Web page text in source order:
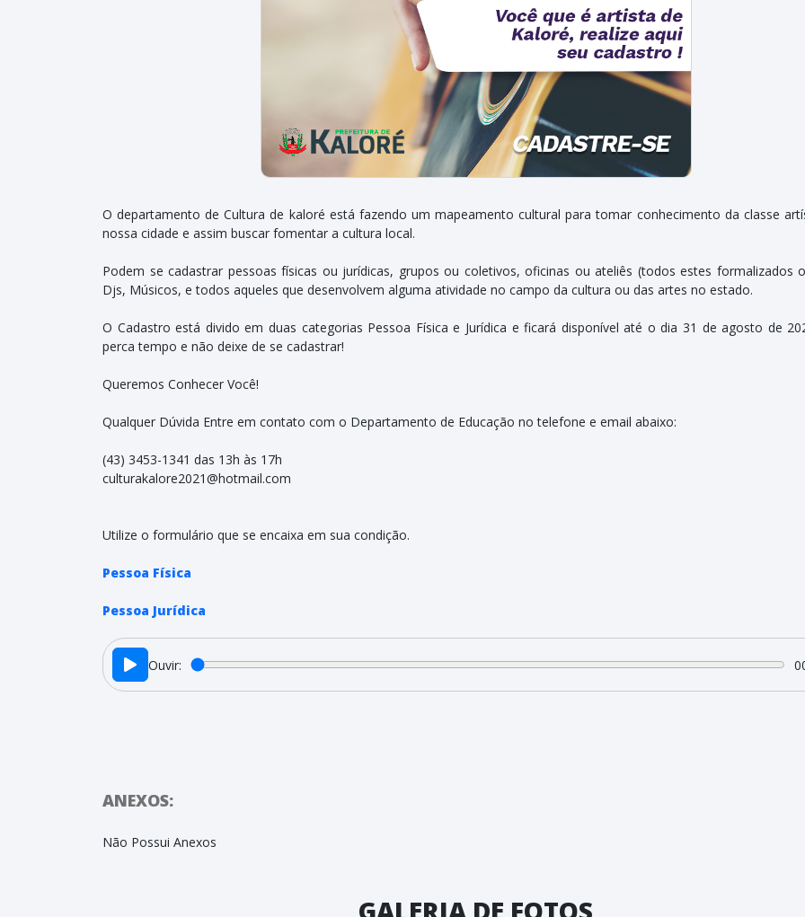
O departamento de Cultura de kaloré está fazendo um mapeamento cultural para tomar conhecimento da classe
nossa cidade e assim buscar fomentar a cultura local.
Podem se cadastrar pessoas físicas ou jurídicas, grupos ou coletivos, oficinas ou ateliês (todos estes formalizados
Djs, Músicos, e todos aqueles que desenvolvem alguma atividade no campo da cultura ou das artes no estado.
O Cadastro está divido em duas categorias Pessoa Física e Jurídica e ficará disponível até o dia 31 de agosto de
perca tempo e não deixe de se cadastrar!
Queremos Conhecer Você!
Qualquer Dúvida Entre em contato com o Departamento de Educação no telefone e email abaixo:
(43) 3453-1341 das 13h às 17h
culturakalore2021@hotmail.com
Utilize o formulário que se encaixa em sua condição.
Pessoa Física
Pessoa Jurídica
Ouvir:
ANEXOS:
Não Possui Anexos